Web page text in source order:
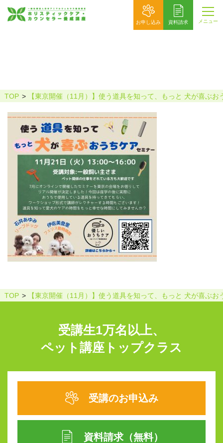
お申し込み 資料請求 メニュー
TOP 【東京開催（11月）】使う道具を知って、もっと 犬が喜ぶお
TOP 【東京開催（11月）】使う道具を知って、もっと 犬が喜ぶお
受講生1万名以上、
ペット講座トップクラス
受講のお申込み
資料請求（無料）